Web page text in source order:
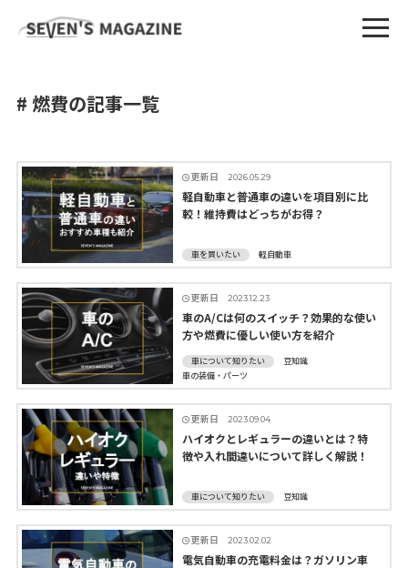
# 燃費の記事一覧
更新日 2026.05.29
軽自動車と普通車の違いを項目別に比
較！維持費はどっちがお得？
車を買いたい 軽自動車
更新日 2023.12.23
車のA/Cは何のスイッチ？効果的な使い
方や燃費に優しい使い方を紹介
車について知りたい
豆知識
車の装備・パーツ
更新日 2023.09.04
ハイオクとレギュラーの違いとは？特
徴や入れ間違いについて詳しく解説！
車について知りたい 豆知識
更新日 2023.02.02
電気自動車の充電料金は？ガソリン車